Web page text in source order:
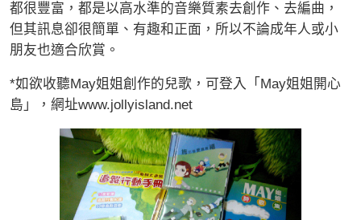
都很豐富，都是以高水準的音樂質素去創作、去編曲，
但其訊息卻很簡單、有趣和正面，所以不論成年人或小
朋友也適合欣賞。
*如欲收聽May姐姐創作的兒歌，可登入「May姐姐開心
島」，網址www.jollyisland.net